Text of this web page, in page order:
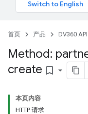
首页 产品 DV360 API
Method:
create bookmark_border
本页内容
HTTP 请求